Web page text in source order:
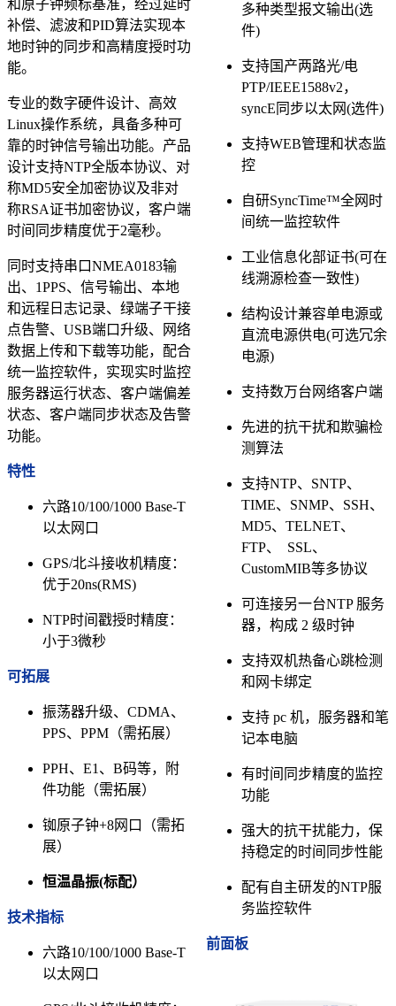
和原子钟频标基准，经过延时
补偿、滤波和PID算法实现本
地时钟的同步和高精度授时功
能。
专业的数字硬件设计、高效
Linux操作系统，具备多种可
靠的时钟信号输出功能。产品
设计支持NTP全版本协议、对
称MD5安全加密协议及非对
称RSA证书加密协议，客户端
时间同步精度优于2毫秒。
同时支持串口NMEA0183输
出、1PPS、信号输出、本地
和远程日志记录、绿端子干接
点告警、USB端口升级、网络
数据上传和下载等功能，配合
统一监控软件，实现实时监控
服务器运行状态、客户端偏差
状态、客户端同步状态及告警
功能。
特性
六路10/100/1000 Base-T
以太网口
GPS/北斗接收机精度：
优于20ns(RMS)
NTP时间戳授时精度：
小于3微秒
可拓展
振荡器升级、CDMA、
PPS、PPM（需拓展）
PPH、E1、B码等，附
件功能（需拓展）
铷原子钟+8网口（需拓
展）
恒温晶振(标配）
技术指标
六路10/100/1000 Base-T
以太网口
多种类型报文输出(选
件)
支持国产两路光/电
PTP/IEEE1588v2，
syncE同步以太网(选件)
支持WEB管理和状态监
控
自研SyncTime™全网时
间统一监控软件
工业信息化部证书(可在
线溯源检查一致性)
结构设计兼容单电源或
直流电源供电(可选冗余
电源)
支持数万台网络客户端
先进的抗干扰和欺骗检
测算法
支持NTP、SNTP、
TIME、SNMP、SSH、
MD5、TELNET、
FTP、 SSL、
CustomMIB等多协议
可连接另一台NTP 服务
器，构成 2 级时钟
支持双机热备心跳检测
和网卡绑定
支持 pc 机，服务器和笔
记本电脑
有时间同步精度的监控
功能
强大的抗干扰能力，保
持稳定的时间同步性能
配有自主研发的NTP服
务监控软件
前面板